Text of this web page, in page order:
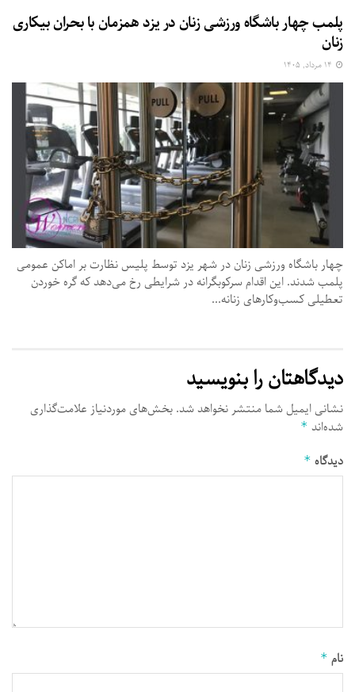
پلمب چهار باشگاه ورزشی زنان در یزد همزمان با بحران بیکاری
زنان
چهار باشگاه ورزشی زنان در شهر یزد توسط پلیس نظارت بر اماکن عمومی
پلمب شدند. این اقدام سرکوبگرانه در شرایطی رخ می‌دهد که گره خوردن
تعطیلی کسب‌وکارهای زنانه...
دیدگاهتان را بنویسید
نشانی ایمیل شما منتشر نخواهد شد. بخش‌های موردنیاز علامت‌گذاری
شده‌اند *
دیدگاه *
نام *